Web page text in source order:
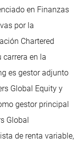
en Finanzas
por la
Chartered
carrera en la
es gestor adjunto
Global Equity y
gestor principal
Global
de renta variable,